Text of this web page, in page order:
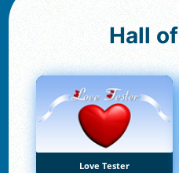
Hall of
Love Tester